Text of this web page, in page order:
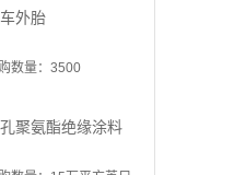
外胎
数量：3500
聚氨酯绝缘涂料